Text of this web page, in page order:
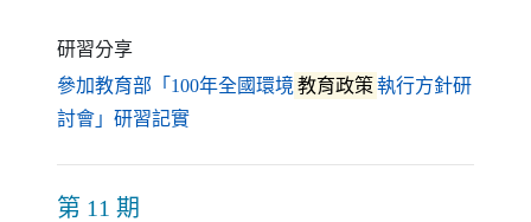
研習分享
參加教育部「100年全國環境 教育政策 執行方針研
討會」研習記實（另開新視窗）
第 11 期